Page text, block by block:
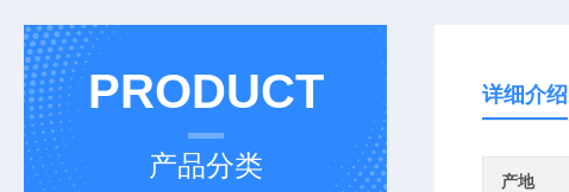
PRODUCT
产品分类
详细介绍
产地